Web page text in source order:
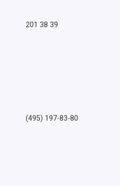
201 38 39
(495) 197-83-80